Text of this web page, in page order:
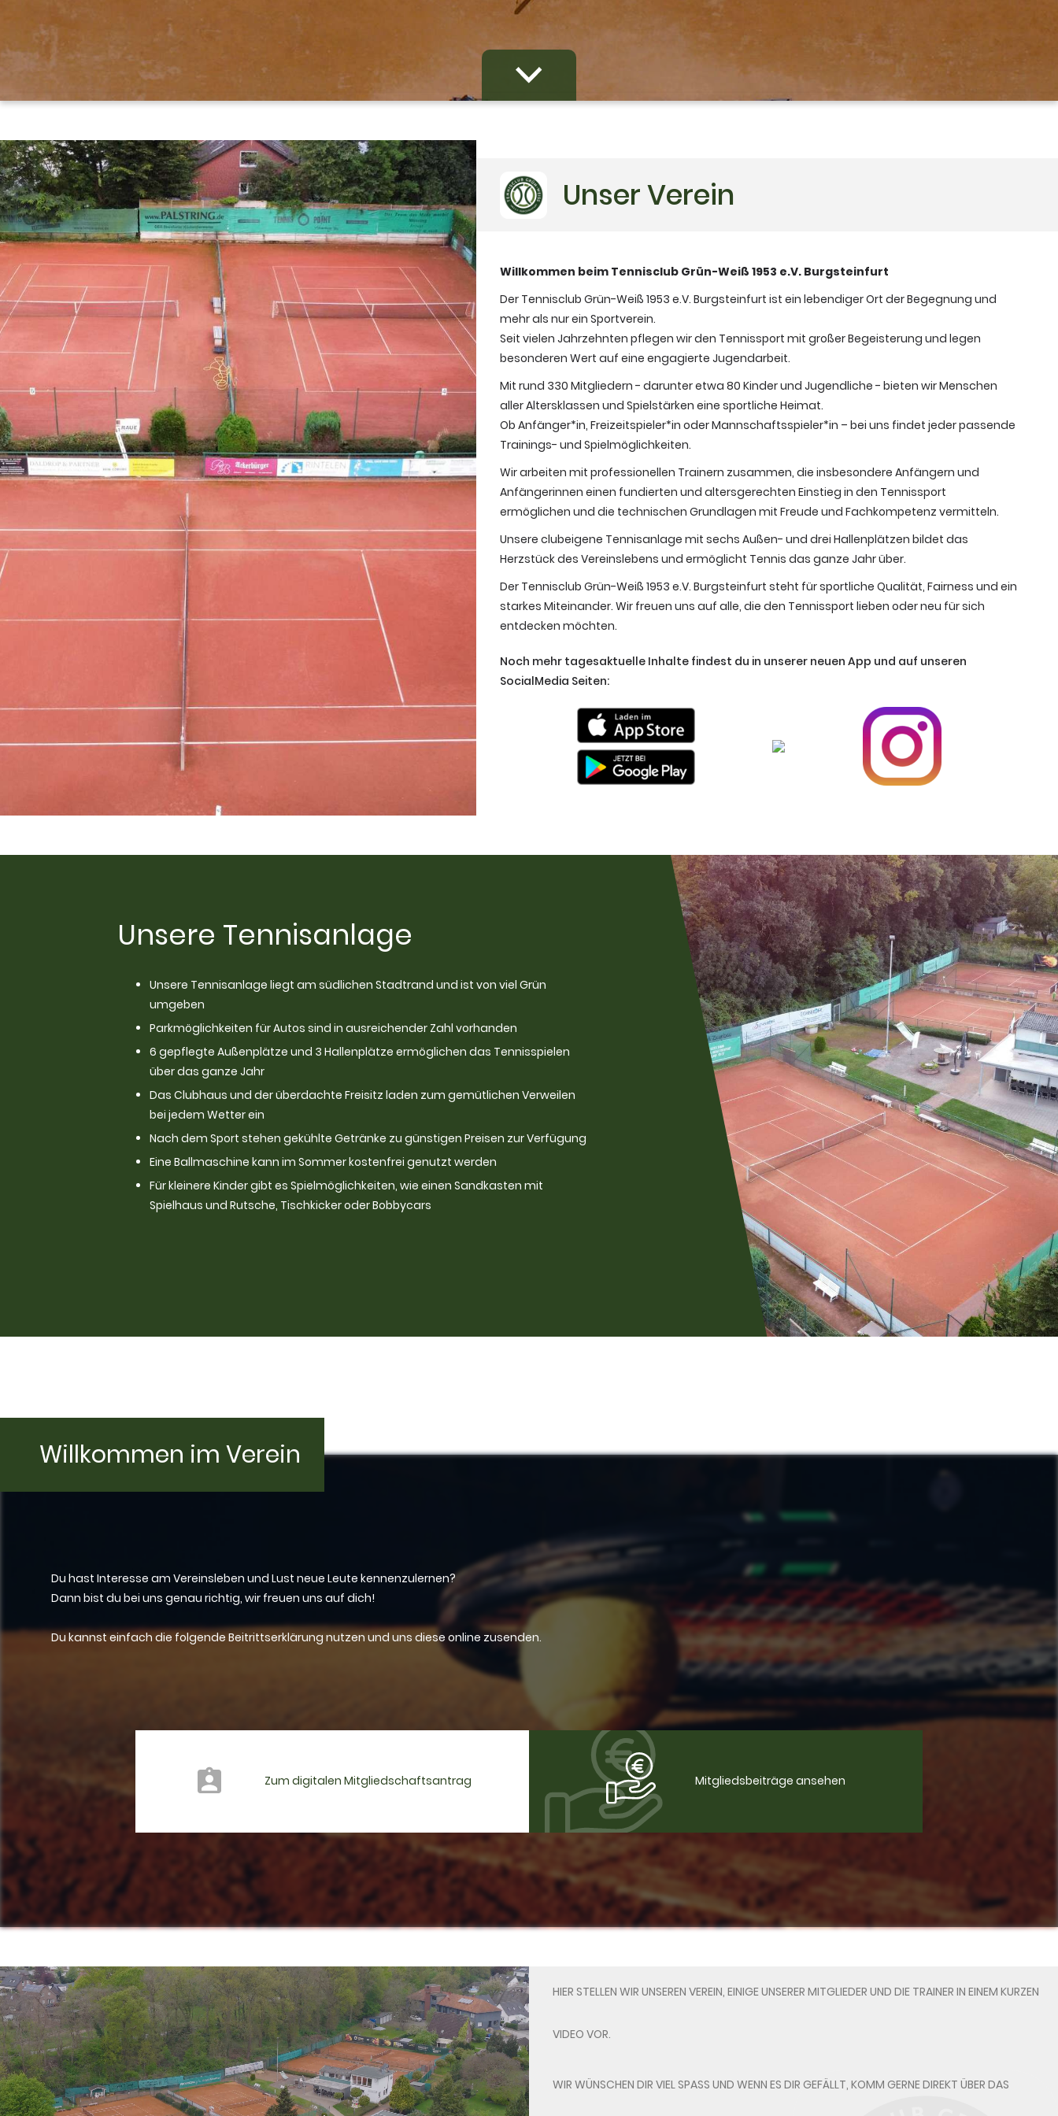
Unser Verein
Willkommen beim Tennisclub Grün-Weiß 1953 e.V. Burgsteinfurt
Der Tennisclub Grün-Weiß 1953 e.V. Burgsteinfurt ist ein lebendiger Ort der Begegnung und
mehr als nur ein Sportverein.
Seit vielen Jahrzehnten pflegen wir den Tennissport mit großer Begeisterung und legen
besonderen Wert auf eine engagierte Jugendarbeit.
Mit rund 330 Mitgliedern - darunter etwa 80 Kinder und Jugendliche - bieten wir Menschen
aller Altersklassen und Spielstärken eine sportliche Heimat.
Ob Anfänger*in, Freizeitspieler*in oder Mannschaftsspieler*in – bei uns findet jeder passende
Trainings- und Spielmöglichkeiten.
Wir arbeiten mit professionellen Trainern zusammen, die insbesondere Anfängern und
Anfängerinnen einen fundierten und altersgerechten Einstieg in den Tennissport
ermöglichen und die technischen Grundlagen mit Freude und Fachkompetenz vermitteln.
Unsere clubeigene Tennisanlage mit sechs Außen- und drei Hallenplätzen bildet das
Herzstück des Vereinslebens und ermöglicht Tennis das ganze Jahr über.
Der Tennisclub Grün-Weiß 1953 e.V. Burgsteinfurt steht für sportliche Qualität, Fairness und ein
starkes Miteinander. Wir freuen uns auf alle, die den Tennissport lieben oder neu für sich
entdecken möchten.
Noch mehr tagesaktuelle Inhalte findest du in unserer neuen App und auf unseren
SocialMedia Seiten:
Unsere Tennisanlage
Unsere Tennisanlage liegt am südlichen Stadtrand und ist von viel Grün
umgeben
Parkmöglichkeiten für Autos sind in ausreichender Zahl vorhanden
6 gepflegte Außenplätze und 3 Hallenplätze ermöglichen das Tennisspielen
über das ganze Jahr
Das Clubhaus und der überdachte Freisitz laden zum gemütlichen Verweilen
bei jedem Wetter ein
Nach dem Sport stehen gekühlte Getränke zu günstigen Preisen zur Verfügung
Eine Ballmaschine kann im Sommer kostenfrei genutzt werden
Für kleinere Kinder gibt es Spielmöglichkeiten, wie einen Sandkasten mit
Spielhaus und Rutsche, Tischkicker oder Bobbycars
Willkommen im Verein
Du hast Interesse am Vereinsleben und Lust neue Leute kennenzulernen?
Dann bist du bei uns genau richtig, wir freuen uns auf dich!
Du kannst einfach die folgende Beitrittserklärung nutzen und uns diese online zusenden.
Zum digitalen Mitgliedschaftsantrag Mitgliedsbeiträge ansehen
HIER STELLEN WIR UNSEREN VEREIN, EINIGE UNSERER MITGLIEDER UND DIE TRAINER IN EINEM KURZEN
VIDEO VOR.
WIR WÜNSCHEN DIR VIEL SPASS UND WENN ES DIR GEFÄLLT, KOMM GERNE DIREKT ÜBER DAS K